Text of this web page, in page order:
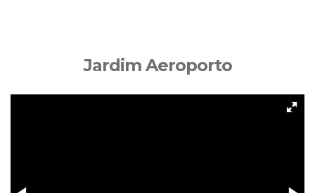
Jardim Aeroporto